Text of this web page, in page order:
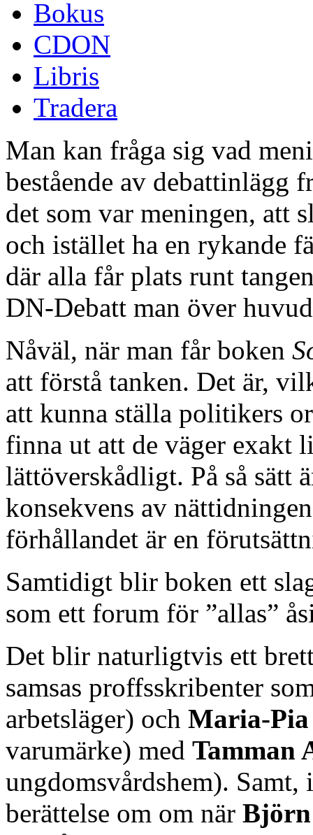
Bokus
CDON
Libris
Tradera
Man kan fråga sig vad
bestående av debattinlägg
det som var meningen, att
och istället ha en rykande
där alla får plats runt
DN-Debatt man över
Nåväl, när man får boken
att förstå tanken. Det är,
att kunna ställa politikers
finna ut att de väger exakt
lättöverskådligt. På så sätt
konsekvens av
förhållandet är en
Samtidigt blir boken ett
som ett forum för ”allas”
Det blir naturligtvis ett
samsas proffsskribenter
arbetsläger) och Maria-Pia
varumärke) med Tamman
ungdomsvårdshem).
berättelse om om när Björn